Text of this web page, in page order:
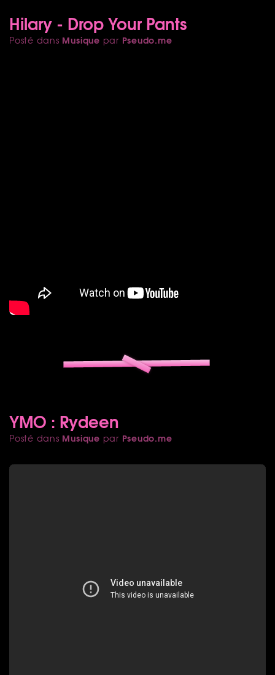
Hilary - Drop Your Pants
Posté dans Musique par Pseudo.me
YMO : Rydeen
Posté dans Musique par Pseudo.me